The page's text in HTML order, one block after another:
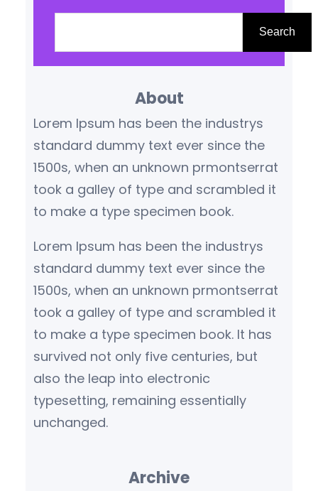
h
Search
About
Lorem Ipsum has been the industrys
standard dummy text ever since the
1500s, when an unknown prmontserrat
took a galley of type and scrambled it
to make a type specimen book.
Lorem Ipsum has been the industrys
standard dummy text ever since the
1500s, when an unknown prmontserrat
took a galley of type and scrambled it
to make a type specimen book. It has
survived not only five centuries, but
also the leap into electronic
typesetting, remaining essentially
unchanged.
Archive